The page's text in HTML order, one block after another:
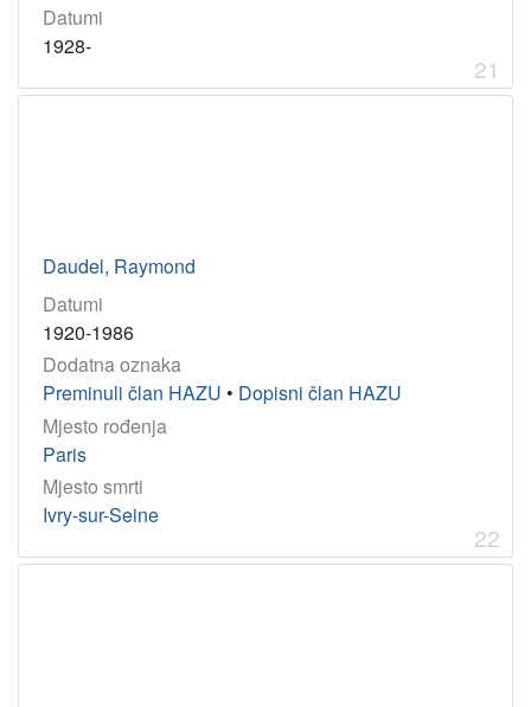
Datumi
1928-
21
Daudel, Raymond
Datumi
1920-1986
Dodatna oznaka
Preminuli član HAZU • Dopisni član HAZU
Mjesto rođenja
Paris
Mjesto smrti
Ivry-sur-Seine
22